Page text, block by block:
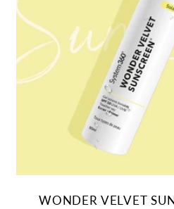
AJOUTER AU
WONDER VELVET